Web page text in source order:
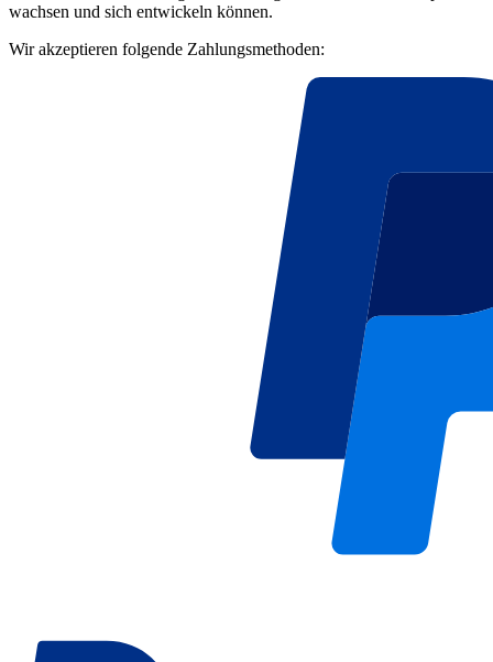
wachsen und sich entwickeln können.
Wir akzeptieren folgende Zahlungsmethoden: